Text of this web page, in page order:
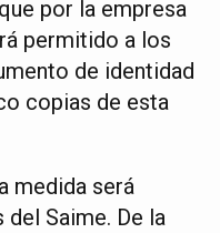
por la empresa
permitido a los
de identidad
copias de esta
medida será
Saime. De la